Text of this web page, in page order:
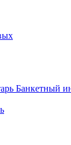
Банкетный